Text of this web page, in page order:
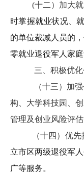
(十二）加大就
时掌握就业状况、
的单位裁减人员的
零就业退役军人家庭
三、积极优
（十三）加
构、大学科技园、
管理及创业风险评估
（十四）优
立市区两级退役军
广等服务。